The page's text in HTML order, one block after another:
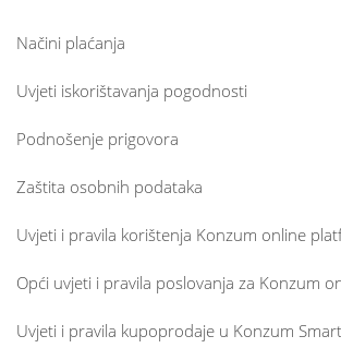
Načini plaćanja
Uvjeti iskorištavanja pogodnosti
Podnošenje prigovora
Zaštita osobnih podataka
Uvjeti i pravila korištenja Konzum online
Opći uvjeti i pravila poslovanja za Konzum
Uvjeti i pravila kupoprodaje u Konzum